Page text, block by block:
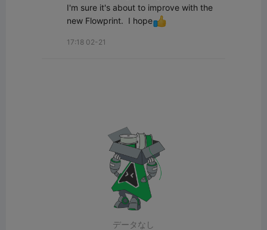
I'm sure it's about to improve with the
new Flowprint.  I hope
17:18 02-21
データなし